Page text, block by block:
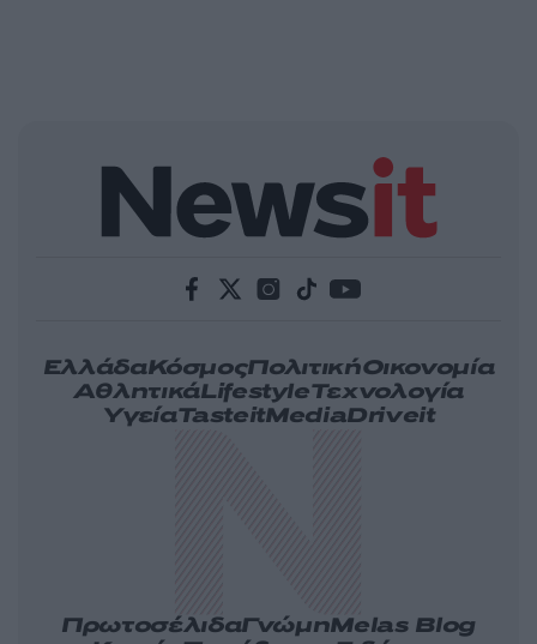
ΕλλάδαΚόσμοςΠολιτικήΟικονομία
ΑθλητικάLifestyleΤεχνολογία
ΥγείαTasteitMediaDriveit
ΠρωτοσέλιδαΓνώμηMelas Blog